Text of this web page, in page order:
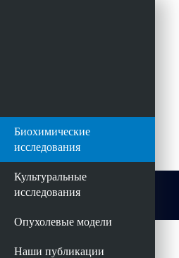
Биохимические
исследования
Культуральные
исследования
Опухолевые модели
Наши публикации